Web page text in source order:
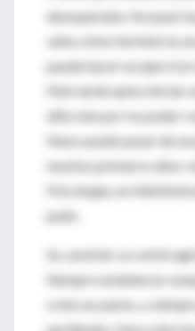
desesperaba. Así pasó
sabe cómo terminó la
puede hacer un
Más tarde quiso iniciar
aflicción por no poder
Nunca pudo pasar de
muchos primeros años:
Psicología, en
pudo.
Su carácter se volvió
Siempre establecía
creía sus pares, y